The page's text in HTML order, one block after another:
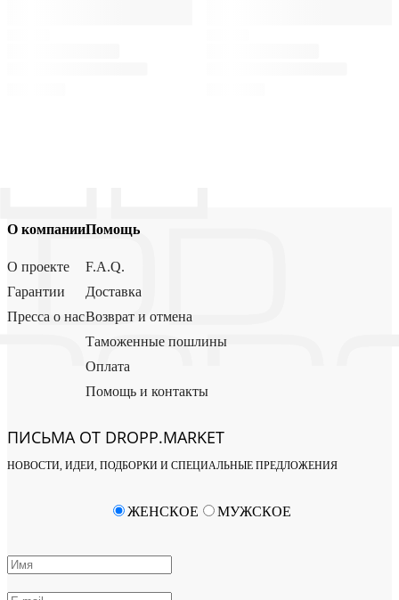
О компании
О проекте
Гарантии
Пресса о нас
Помощь
F.A.Q.
Доставка
Возврат и отмена
Таможенные пошлины
Оплата
Помощь и контакты
ПИСЬМА ОТ DROPP.MARKET
НОВОСТИ, ИДЕИ, ПОДБОРКИ И СПЕЦИАЛЬНЫЕ ПРЕДЛОЖЕНИЯ
ЖЕНСКОЕ МУЖСКОЕ